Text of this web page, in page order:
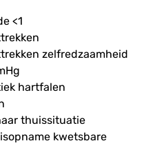
<1
zelfredzaamheid
hartfalen
thuissituatie
kwetsbare